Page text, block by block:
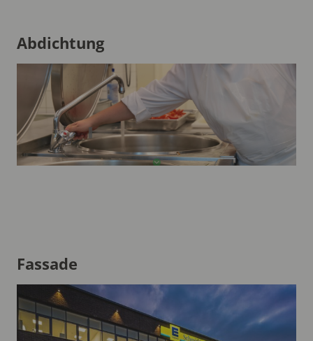
Abdichtung
Fassade